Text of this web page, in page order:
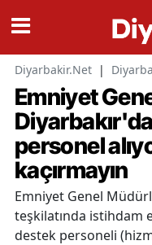
Diyarbakir.Net |
Emniyet
personel
kaçırmayın
Emniyet Genel
teşkilatında istihdam
destek personeli